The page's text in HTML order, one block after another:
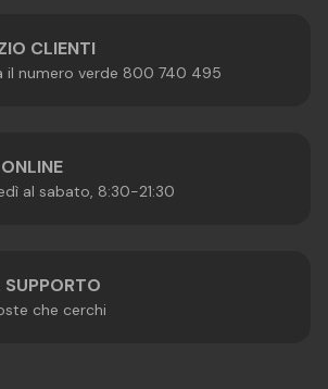
CLIENTI
il numero verde 800 740 495
al sabato, 8:30-21:30
SUPPORTO
che cerchi